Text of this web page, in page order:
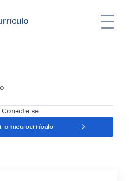
Conecte-se
o meu currículo
para
Infantil:
2024